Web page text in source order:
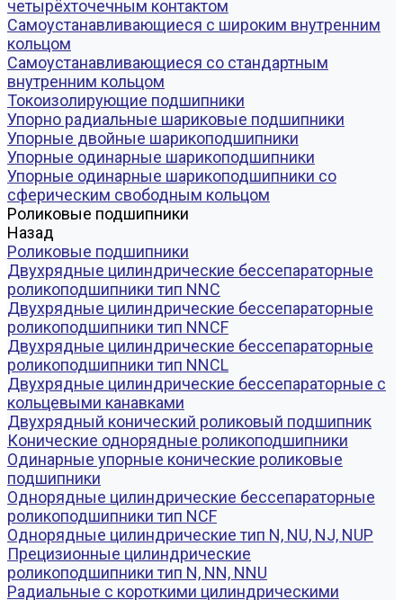
четырёхточечным контактом
Самоустанавливающиеся с широким внутренним
кольцом
Самоустанавливающиеся со стандартным
внутренним кольцом
Токоизолирующие подшипники
Упорно радиальные шариковые подшипники
Упорные двойные шарикоподшипники
Упорные одинарные шарикоподшипники
Упорные одинарные шарикоподшипники со
сферическим свободным кольцом
Роликовые подшипники
Назад
Роликовые подшипники
Двухрядные цилиндрические бессепараторные
роликоподшипники тип NNC
Двухрядные цилиндрические бессепараторные
роликоподшипники тип NNCF
Двухрядные цилиндрические бессепараторные
роликоподшипники тип NNCL
Двухрядные цилиндрические бессепараторные с
кольцевыми канавками
Двухрядный конический роликовый подшипник
Конические однорядные роликоподшипники
Одинарные упорные конические роликовые
подшипники
Однорядные цилиндрические бессепараторные
роликоподшипники тип NCF
Однорядные цилиндрические тип N, NU, NJ, NUP
Прецизионные цилиндрические
роликоподшипники тип N, NN, NNU
Радиальные с короткими цилиндрическими